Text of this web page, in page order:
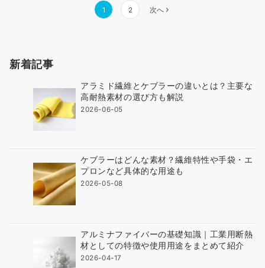
ー
1 2 次へ
新着記事
アラミド繊維とケブラーの違いとは？主要な
高耐熱素材の選び方も解説
2026-06-05
ケブラーはどんな素材？繊維特性や手袋・エ
プロンなど具体的な用途も
2026-05-08
アルミナファイバーの基礎知識｜工業用断熱
材としての特徴や使用用途をまとめて紹介
2026-04-17